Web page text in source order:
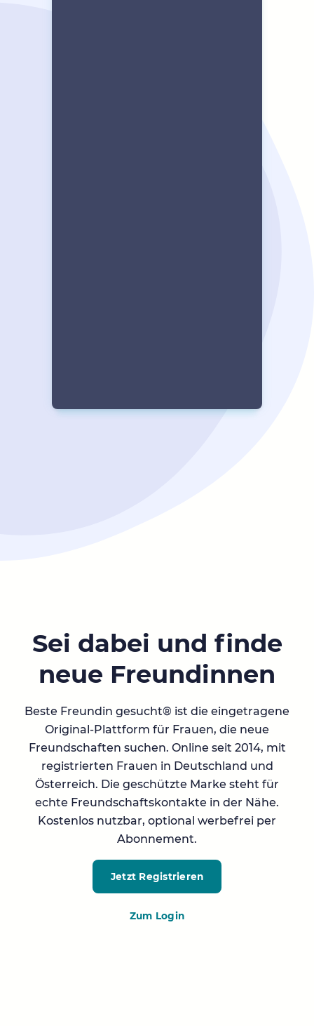
Sei dabei und finde
neue Freundinnen
Beste Freundin gesucht® ist die eingetragene
Original-Plattform für Frauen, die neue
Freundschaften suchen. Online seit 2014, mit
registrierten Frauen in Deutschland und
Österreich. Die geschützte Marke steht für
echte Freundschaftskontakte in der Nähe.
Kostenlos nutzbar, optional werbefrei per
Abonnement.
Jetzt Registrieren
Zum Login